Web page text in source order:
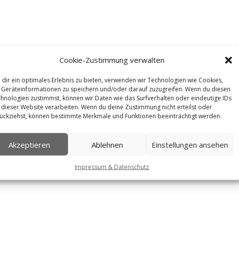
Cookie-Zustimmung verwalten
dir ein optimales Erlebnis zu bieten, verwenden wir Technologien wie Cookies,
Geräteinformationen zu speichern und/oder darauf zuzugreifen. Wenn du diesen
zustimmst, können wir Daten wie das Surfverhalten oder eindeutige IDs
dieser Website verarbeiten. Wenn du deine Zustimmung nicht erteilst oder
können bestimmte Merkmale und Funktionen beeinträchtigt werden.
Akzeptieren Ablehnen Einstellungen ansehen
Impressum & Datenschutz